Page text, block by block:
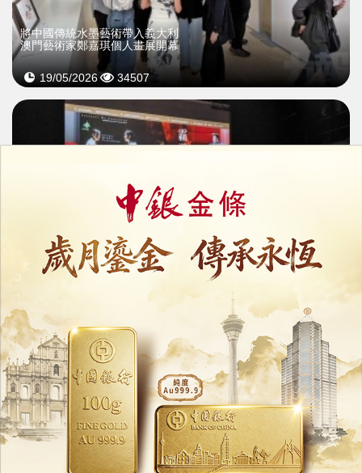
將中國傳統水墨藝術帶入義大利
澳門藝術家鄭嘉琪個人畫展開幕
19/05/2026 34507
>
中華文化演出季促藝術交流拓視野
北京人民藝術劇院與澳青年對談
03/02/2026 54988